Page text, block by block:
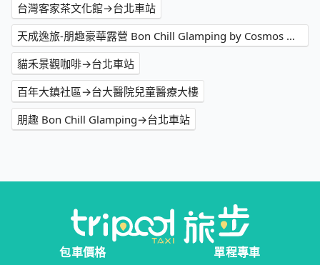
台灣客家茶文化館→台北車站
天成逸旅-朋趣豪華露營 Bon Chill Glamping by Cosmos Oasis→GRAND FRESA 台北西門
貓禾景觀咖啡→台北車站
百年大鎮社區→台大醫院兒童醫療大樓
朋趣 Bon Chill Glamping→台北車站
包車價格
單程專車